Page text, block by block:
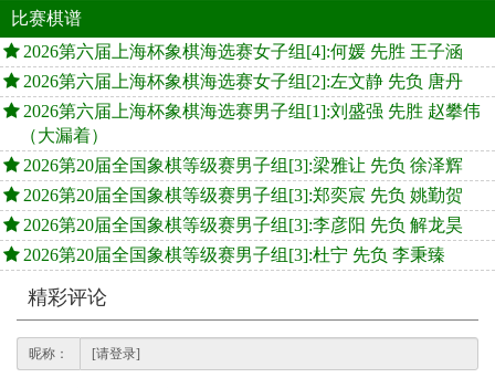
比赛棋谱
2026第六届上海杯象棋海选赛女子组[4]:何媛 先胜 王子涵
2026第六届上海杯象棋海选赛女子组[2]:左文静 先负 唐丹
2026第六届上海杯象棋海选赛男子组[1]:刘盛强 先胜 赵攀伟
（大漏着）
2026第20届全国象棋等级赛男子组[3]:梁雅让 先负 徐泽辉
2026第20届全国象棋等级赛男子组[3]:郑奕宸 先负 姚勤贺
2026第20届全国象棋等级赛男子组[3]:李彦阳 先负 解龙昊
2026第20届全国象棋等级赛男子组[3]:杜宁 先负 李秉臻
精彩评论
昵称：